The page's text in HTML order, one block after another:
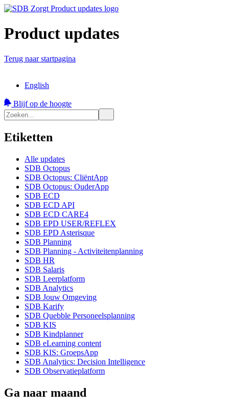
Product updates
Terug naar startpagina
English
Blijf op de hoogte
Etiketten
Alle updates
SDB Octopus
SDB Octopus: CliëntApp
SDB Octopus: OuderApp
SDB ECD
SDB ECD API
SDB ECD CARE4
SDB EPD USER/REFLEX
SDB EPD Asterisque
SDB Planning
SDB Planning - Activiteitenplanning
SDB HR
SDB Salaris
SDB Leerplatform
SDB Analytics
SDB Jouw Omgeving
SDB Karify
SDB Quebble Personeelsplanning
SDB KIS
SDB Kindplanner
SDB eLearning content
SDB KIS: GroepsApp
SDB Analytics: Decision Intelligence
SDB Observatieplatform
Ga naar maand